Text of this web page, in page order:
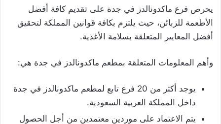
يحرص فرع ماكدونالدز في جدة على تقديم كافة أفضل
الأطعمة للزبائن، حيث يلتزم بكافة قوانين المملكة لتحقيق
أفضل المعايير المتعلقة بسلامة الأغذية.
وأهم المعلومات المتعلقة بمطعم ماكدونالدز في جدة هي:
يوجد أكثر من 20 فرع تابع لمطعم ماكدونالدز في جدة
داخل المملكة العربية السعودية.
يتم الاعتماد على موردين معتمدين من أجل الحصول